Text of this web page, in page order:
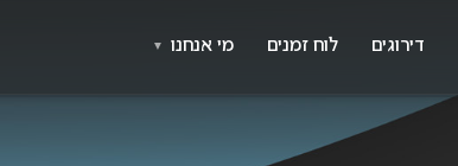
דירוגים לוח זמנים מי אנחנו ▼